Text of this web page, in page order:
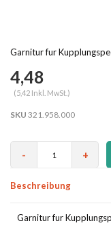
Garnitur fur
4,48
(5,42 Inkl. MwSt.)
SKU 321.958.000
- +
Beschreibung
Garnitur fur